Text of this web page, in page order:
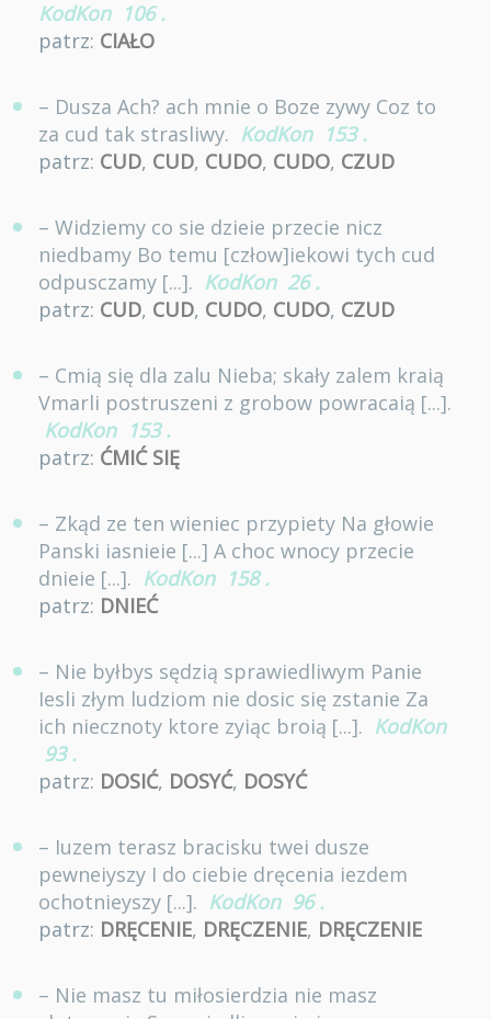
KodKon 106 .
patrz: CIAŁO
– Dusza Ach? ach mnie o Boze zywy Coz to
za cud tak strasliwy. KodKon 153 .
patrz: CUD, CUD, CUDO, CUDO, CZUD
– Widziemy co sie dzieie przecie nicz
niedbamy Bo temu [człow]iekowi tych cud
odpusczamy [...]. KodKon 26 .
patrz: CUD, CUD, CUDO, CUDO, CZUD
– Cmią się dla zalu Nieba; skały zalem kraią
Vmarli postruszeni z grobow powracaią [...].
KodKon 153 .
patrz: ĆMIĆ SIĘ
– Zkąd ze ten wieniec przypiety Na głowie
Panski iasnieie [...] A choc wnocy przecie
dnieie [...]. KodKon 158 .
patrz: DNIEĆ
– Nie byłbys sędzią sprawiedliwym Panie
Iesli złym ludziom nie dosic się zstanie Za
ich niecznoty ktore zyiąc broią [...]. KodKon
93 .
patrz: DOSIĆ, DOSYĆ, DOSYĆ
– Iuzem terasz bracisku twei dusze
pewneiyszy I do ciebie dręcenia iezdem
ochotnieyszy [...]. KodKon 96 .
patrz: DRĘCENIE, DRĘCZENIE, DRĘCZENIE
– Nie masz tu miłosierdzia nie masz